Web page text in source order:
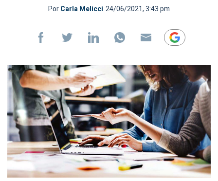
PorCarla Melicci 24/06/2021, 3:43 pm